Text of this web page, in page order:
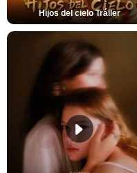
Hijos del cielo Tráiler